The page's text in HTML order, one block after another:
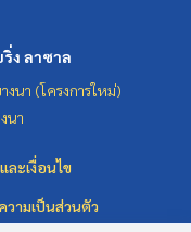
ง ลาซาล
งนา (โครงการใหม่)
นา
ละเงื่อนไข
วามเป็นส่วนตัว